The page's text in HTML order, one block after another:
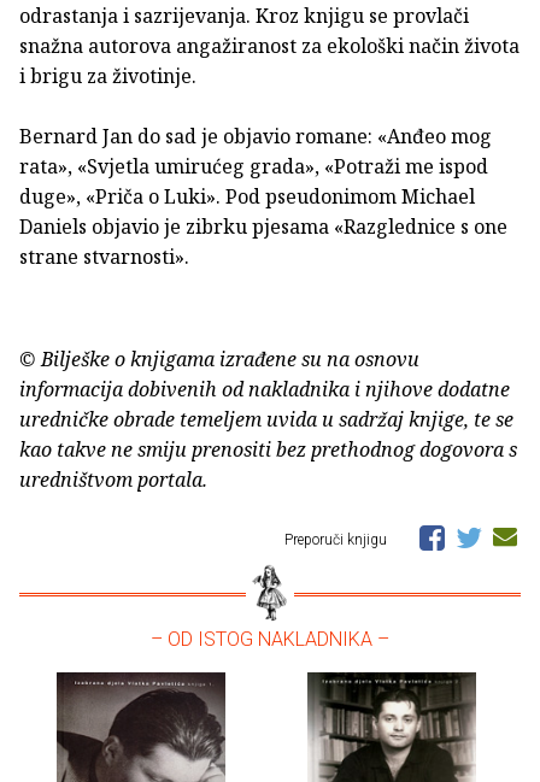
odrastanja i sazrijevanja. Kroz knjigu se provlači
snažna autorova angažiranost za ekološki način života
i brigu za životinje.
Bernard Jan do sad je objavio romane: «Anđeo mog
rata», «Svjetla umirućeg grada», «Potraži me ispod
duge», «Priča o Luki». Pod pseudonimom Michael
Daniels objavio je zibrku pjesama «Razglednice s one
strane stvarnosti».
© Bilješke o knjigama izrađene su na osnovu
informacija dobivenih od nakladnika i njihove dodatne
uredničke obrade temeljem uvida u sadržaj knjige, te se
kao takve ne smiju prenositi bez prethodnog dogovora s
uredništvom portala.
Preporuči knjigu
– OD ISTOG NAKLADNIKA –